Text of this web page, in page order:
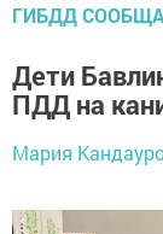
ГИБДД
Дети
ПДД на
Мария